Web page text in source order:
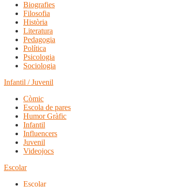
Biografies
Filosofia
Història
Literatura
Pedagogia
Política
Psicologia
Sociologia
Infantil / Juvenil
Còmic
Escola de pares
Humor Gràfic
Infantil
Influencers
Juvenil
Videojocs
Escolar
Escolar